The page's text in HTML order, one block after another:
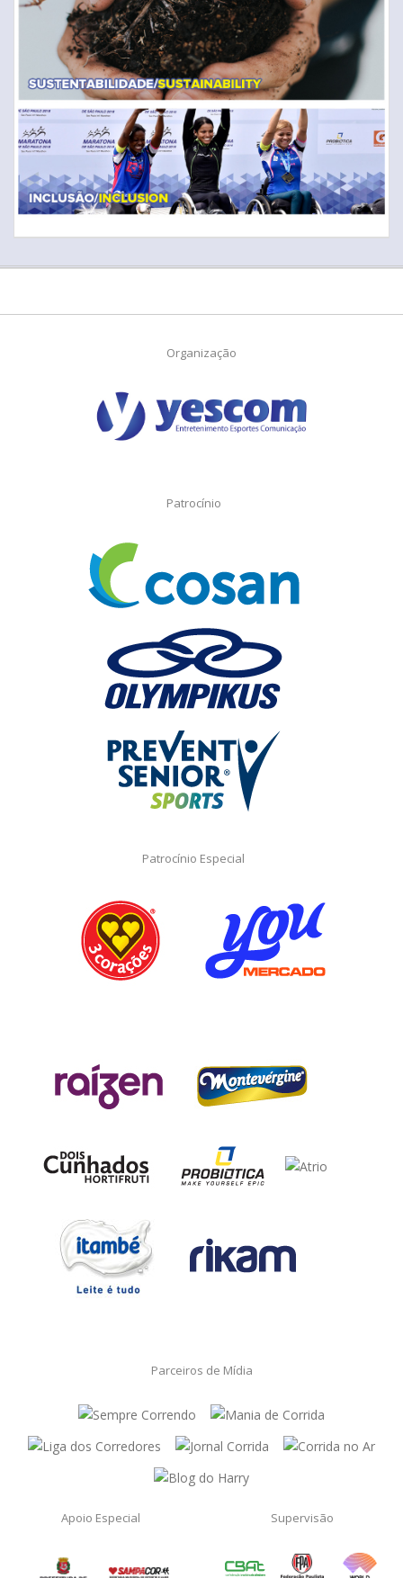
Organização
Patrocínio
Patrocínio Especial
Parceiros de Mídia
Apoio Especial Supervisão